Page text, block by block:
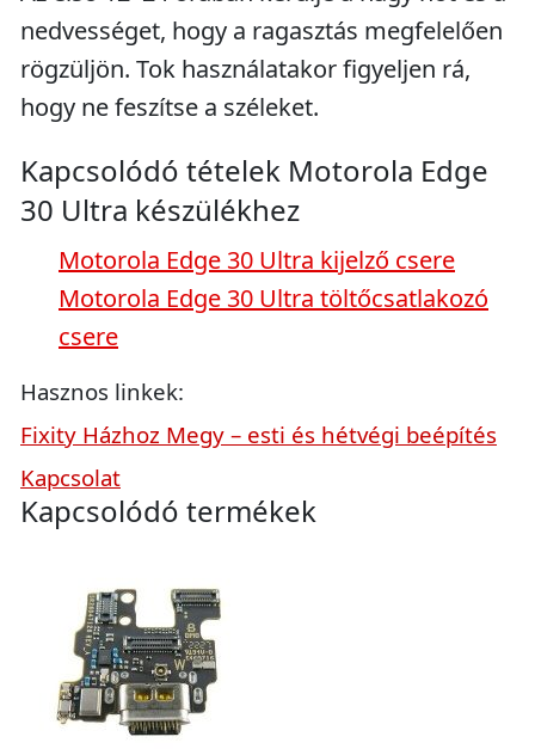
nedvességet, hogy a ragasztás megfelelően
rögzüljön. Tok használatakor figyeljen rá,
hogy ne feszítse a széleket.
Kapcsolódó tételek Motorola Edge
30 Ultra készülékhez
Motorola Edge 30 Ultra kijelző csere
Motorola Edge 30 Ultra töltőcsatlakozó
csere
Hasznos linkek:
Fixity Házhoz Megy – esti és hétvégi beépítés
Kapcsolat
Kapcsolódó termékek